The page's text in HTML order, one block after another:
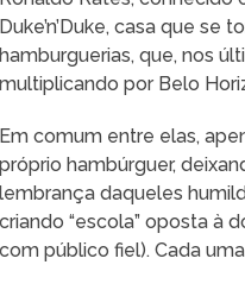
Duke’n’Duke, casa que se
hamburguerias, que, nos
multiplicando por Belo
Em comum entre elas,
próprio hambúrguer,
lembrança daqueles
criando “escola” oposta à
com público fiel). Cada